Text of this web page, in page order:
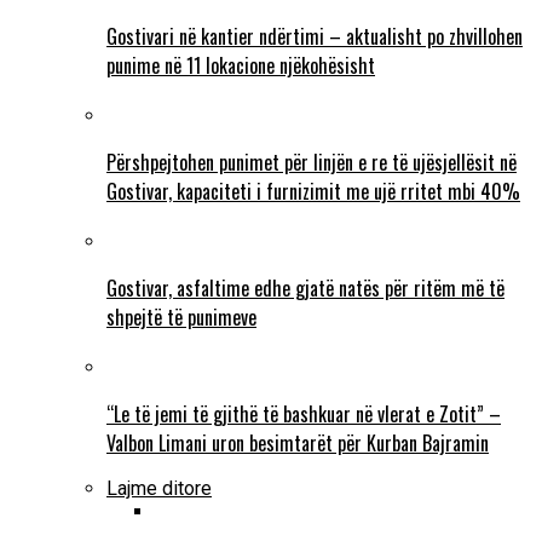
Gostivari në kantier ndërtimi – aktualisht po zhvillohen
punime në 11 lokacione njëkohësisht
Përshpejtohen punimet për linjën e re të ujësjellësit në
Gostivar, kapaciteti i furnizimit me ujë rritet mbi 40%
Gostivar, asfaltime edhe gjatë natës për ritëm më të
shpejtë të punimeve
“Le të jemi të gjithë të bashkuar në vlerat e Zotit” –
Valbon Limani uron besimtarët për Kurban Bajramin
Lajme ditore